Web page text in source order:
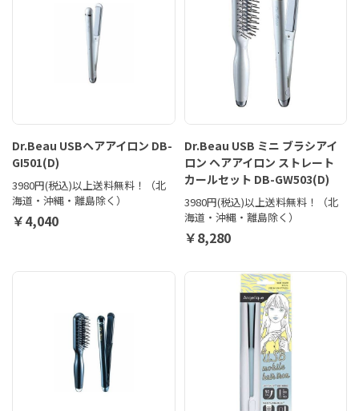
Dr.Beau USBヘアアイロン DB-
GI501(D)
3980円(税込)以上送料無料！（北
海道・沖縄・離島除く）
￥4,040
Dr.Beau USB ミニ ブラシアイ
ロン ヘアアイロン ストレート
カールセット DB-GW503(D)
3980円(税込)以上送料無料！（北
海道・沖縄・離島除く）
￥8,280